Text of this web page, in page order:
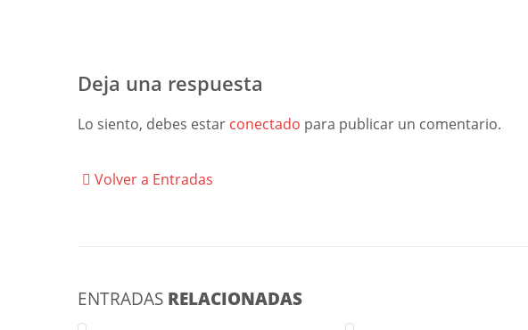
Deja una respuesta
Lo siento, debes estar conectado para publicar un comentario.
Volver a Entradas
ENTRADAS RELACIONADAS